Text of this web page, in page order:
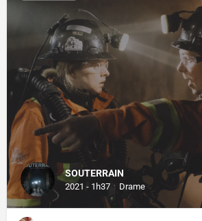
SOUTERRAIN
2021 - 1h37 Drame